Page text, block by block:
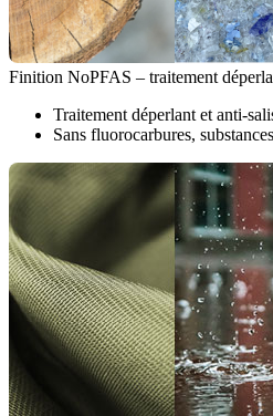
Finition NoPFAS – traitement
Traitement déperlant et anti-
Sans fluorocarbures,